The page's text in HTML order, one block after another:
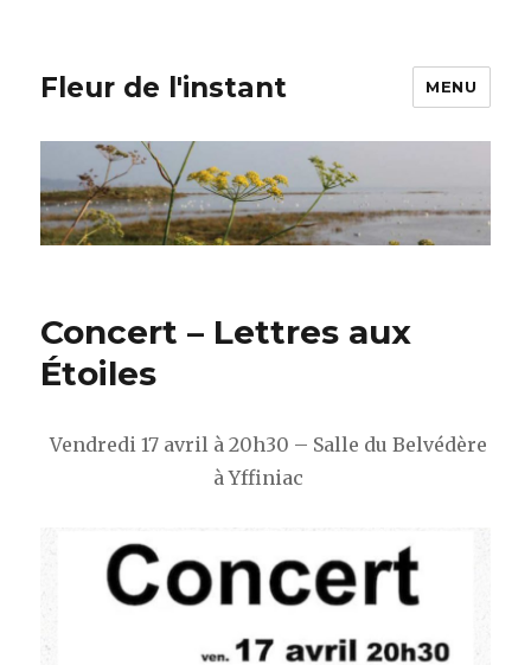
Fleur de l'instant MENU
Concert – Lettres aux
Étoiles
Vendredi 17 avril à 20h30 – Salle du Belvédère
à Yffiniac